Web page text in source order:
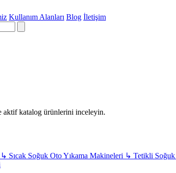
Kullanım Alanları Blog İletişim
katalog ürünlerini inceleyin.
↳ Sıcak Soğuk Oto Yıkama Makineleri ↳ Tetikli